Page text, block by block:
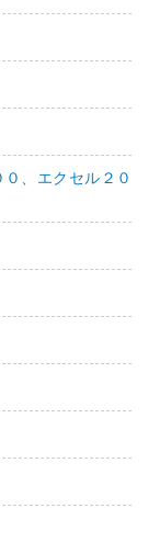
、エクセル２０